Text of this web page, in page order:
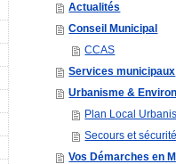
Actualités
Conseil Municipal
CCAS
Services municipaux
Urbanisme &
Plan Local
Secours et
Vos Démarches en